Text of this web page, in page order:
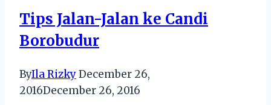
Tips Jalan-Jalan ke Candi
Borobudur
ByIla RizkyDecember 26,
2016December 26, 2016